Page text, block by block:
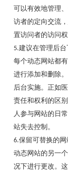
可以有效地管理
访者的定向交流
置访问者的访问
5.建议在管理后台
每个动态网站都
进行添加和删除
后台实施。正如
责任和权利的区
人参与网站的日
站失去控制。
6.保留可替换的
动态网站的另一
况下进行更改。